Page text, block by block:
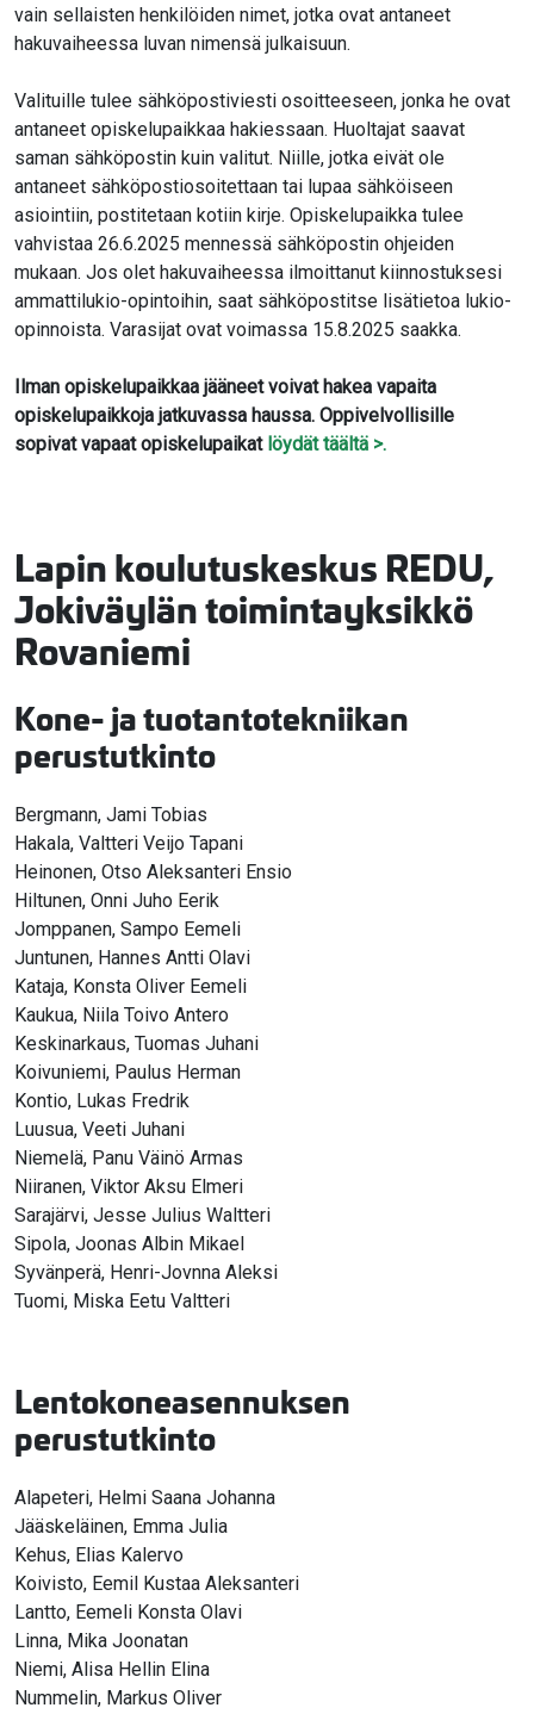
vain sellaisten henkilöiden nimet, jotka ovat antaneet
hakuvaiheessa luvan nimensä julkaisuun.
Valituille tulee sähköpostiviesti osoitteeseen, jonka he ovat
antaneet opiskelupaikkaa hakiessaan. Huoltajat saavat
saman sähköpostin kuin valitut. Niille, jotka eivät ole
antaneet sähköpostiosoitettaan tai lupaa sähköiseen
asiointiin, postitetaan kotiin kirje. Opiskelupaikka tulee
vahvistaa 26.6.2025 mennessä sähköpostin ohjeiden
mukaan. Jos olet hakuvaiheessa ilmoittanut kiinnostuksesi
ammattilukio-opintoihin, saat sähköpostitse lisätietoa lukio-
opinnoista. Varasijat ovat voimassa 15.8.2025 saakka.
Ilman opiskelupaikkaa jääneet voivat hakea vapaita
opiskelupaikkoja jatkuvassa haussa. Oppivelvollisille
sopivat vapaat opiskelupaikat löydät täältä >.
Lapin koulutuskeskus REDU,
Jokiväylän toimintayksikkö
Rovaniemi
Kone- ja tuotantotekniikan
perustutkinto
Bergmann, Jami Tobias
Hakala, Valtteri Veijo Tapani
Heinonen, Otso Aleksanteri Ensio
Hiltunen, Onni Juho Eerik
Jomppanen, Sampo Eemeli
Juntunen, Hannes Antti Olavi
Kataja, Konsta Oliver Eemeli
Kaukua, Niila Toivo Antero
Keskinarkaus, Tuomas Juhani
Koivuniemi, Paulus Herman
Kontio, Lukas Fredrik
Luusua, Veeti Juhani
Niemelä, Panu Väinö Armas
Niiranen, Viktor Aksu Elmeri
Sarajärvi, Jesse Julius Waltteri
Sipola, Joonas Albin Mikael
Syvänperä, Henri-Jovnna Aleksi
Tuomi, Miska Eetu Valtteri
Lentokoneasennuksen
perustutkinto
Alapeteri, Helmi Saana Johanna
Jääskeläinen, Emma Julia
Kehus, Elias Kalervo
Koivisto, Eemil Kustaa Aleksanteri
Lantto, Eemeli Konsta Olavi
Linna, Mika Joonatan
Niemi, Alisa Hellin Elina
Nummelin, Markus Oliver